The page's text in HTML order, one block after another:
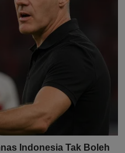
Indonesia Tak Boleh